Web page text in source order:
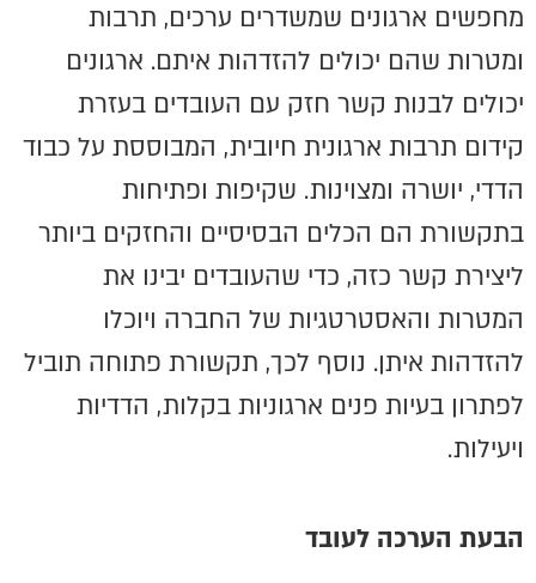
מחפשים ארגונים שמשדרים ערכים, תרבות
ומטרות שהם יכולים להזדהות איתם. ארגונים
יכולים לבנות קשר חזק עם העובדים בעזרת
קידום תרבות ארגונית חיובית, המבוססת על כבוד
הדדי, יושרה ומצוינות. שקיפות ופתיחות
בתקשורת הם הכלים הבסיסיים והחזקים ביותר
ליצירת קשר כזה, כדי שהעובדים יבינו את
המטרות והאסטרטגיות של החברה ויוכלו
להזדהות איתן. נוסף לכך, תקשורת פתוחה תוביל
לפתרון בעיות פנים ארגוניות בקלות, הדדיות
ויעילות.
הבעת הערכה לעובד